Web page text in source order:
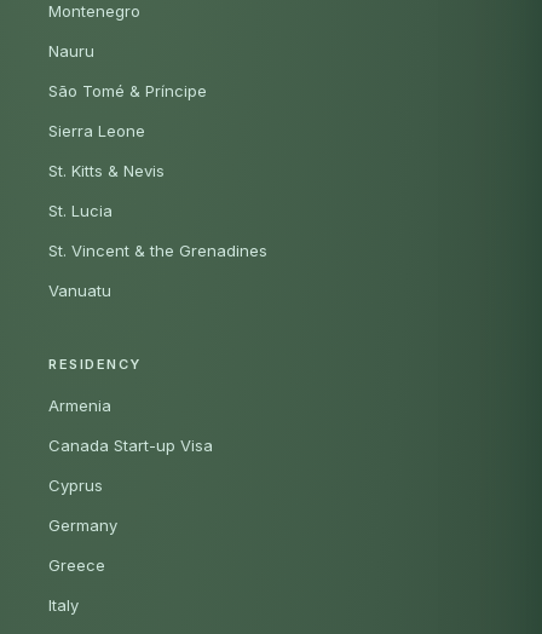
Montenegro
Nauru
São Tomé & Príncipe
Sierra Leone
St. Kitts & Nevis
St. Lucia
St. Vincent & the Grenadines
Vanuatu
RESIDENCY
Armenia
Canada Start-up Visa
Cyprus
Germany
Greece
Italy